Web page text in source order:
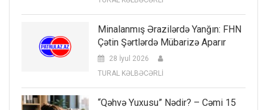
Minalanmış Ərazilərdə Yanğın: FHN
Çətin Şərtlərdə Mübarizə Aparır
28 İyul 2026
TURAL KƏLBƏCƏRLİ
“Qəhvə Yuxusu” Nədir? – Cəmi 15